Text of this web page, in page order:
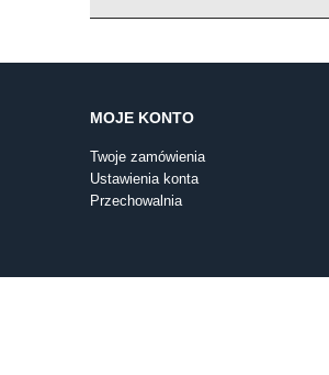
MOJE KONTO
Twoje zamówienia
Ustawienia konta
Przechowalnia